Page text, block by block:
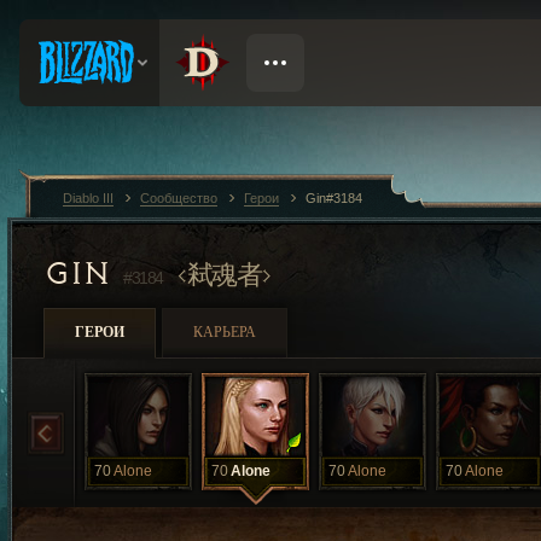
GIN #3184 弒魂者
ГЕРОИ КАРЬЕРА
70Alone 70Alone 70Alone 70Alone
Diablo III Сообщество Герои Gin#3184